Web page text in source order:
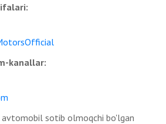
kanallar:
avtomobil sotib olmoqchi bo'lgan